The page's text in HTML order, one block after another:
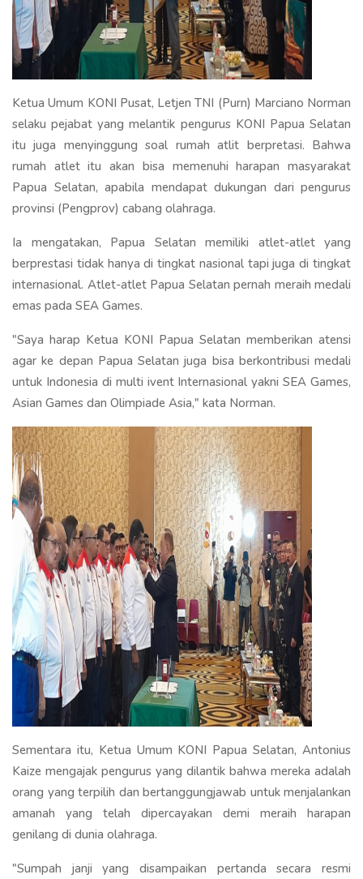
Ketua Umum KONI Pusat, Letjen TNI (Purn) Marciano Norman
selaku pejabat yang melantik pengurus KONI Papua Selatan
itu juga menyinggung soal rumah atlit berpretasi. Bahwa
rumah atlet itu akan bisa memenuhi harapan masyarakat
Papua Selatan, apabila mendapat dukungan dari pengurus
provinsi (Pengprov) cabang olahraga.
Ia mengatakan, Papua Selatan memiliki atlet-atlet yang
berprestasi tidak hanya di tingkat nasional tapi juga di tingkat
internasional. Atlet-atlet Papua Selatan pernah meraih medali
emas pada SEA Games.
"Saya harap Ketua KONI Papua Selatan memberikan atensi
agar ke depan Papua Selatan juga bisa berkontribusi medali
untuk Indonesia di multi ivent Internasional yakni SEA Games,
Asian Games dan Olimpiade Asia," kata Norman.
Sementara itu, Ketua Umum KONI Papua Selatan, Antonius
Kaize mengajak pengurus yang dilantik bahwa mereka adalah
orang yang terpilih dan bertanggungjawab untuk menjalankan
amanah yang telah dipercayakan demi meraih harapan
genilang di dunia olahraga.
"Sumpah janji yang disampaikan pertanda secara resmi